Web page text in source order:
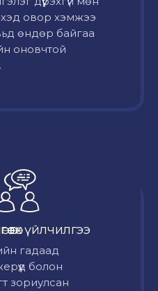
овор хэмжээ
өндөр байгаа
оновчтой
өгөх үйлчилгээ
гадаад
болон
зориулсан